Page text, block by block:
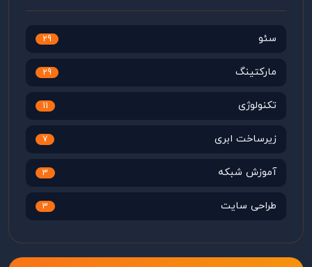
سئو 29
مارکتینگ 29
تکنولوژی 11
زیرساخت ابری 7
آموزش شبکه 3
طراحی سایت 3